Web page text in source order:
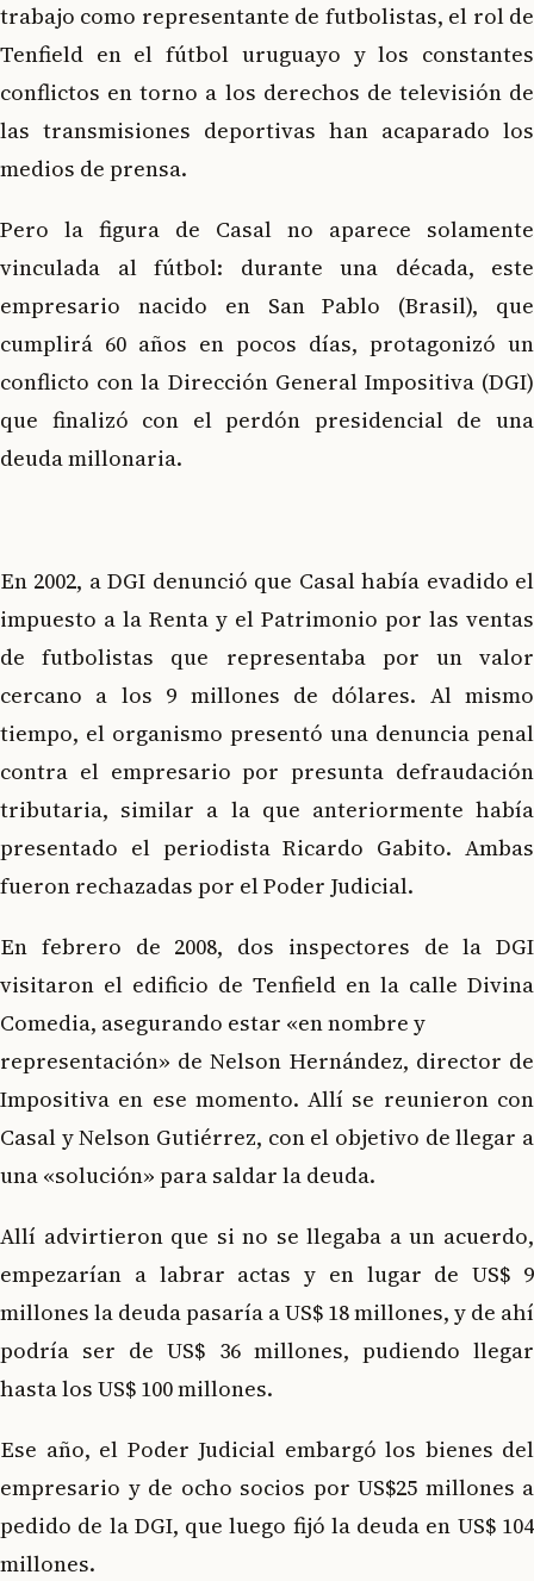
trabajo como representante de futbolistas, el rol de
Tenfield en el fútbol uruguayo y los constantes
conflictos en torno a los derechos de televisión de
las transmisiones deportivas han acaparado los
medios de prensa.
Pero la figura de Casal no aparece solamente
vinculada al fútbol: durante una década, este
empresario nacido en San Pablo (Brasil), que
cumplirá 60 años en pocos días, protagonizó un
conflicto con la Dirección General Impositiva (DGI)
que finalizó con el perdón presidencial de una
deuda millonaria.
En 2002, a DGI denunció que Casal había evadido el
impuesto a la Renta y el Patrimonio por las ventas
de futbolistas que representaba por un valor
cercano a los 9 millones de dólares. Al mismo
tiempo, el organismo presentó una denuncia penal
contra el empresario por presunta defraudación
tributaria, similar a la que anteriormente había
presentado el periodista Ricardo Gabito. Ambas
fueron rechazadas por el Poder Judicial.
En febrero de 2008, dos inspectores de la DGI
visitaron el edificio de Tenfield en la calle Divina
Comedia, asegurando estar «en nombre y
representación» de Nelson Hernández, director de
Impositiva en ese momento. Allí se reunieron con
Casal y Nelson Gutiérrez, con el objetivo de llegar a
una «solución» para saldar la deuda.
Allí advirtieron que si no se llegaba a un acuerdo,
empezarían a labrar actas y en lugar de US$ 9
millones la deuda pasaría a US$ 18 millones, y de ahí
podría ser de US$ 36 millones, pudiendo llegar
hasta los US$ 100 millones.
Ese año, el Poder Judicial embargó los bienes del
empresario y de ocho socios por US$25 millones a
pedido de la DGI, que luego fijó la deuda en US$ 104
millones.